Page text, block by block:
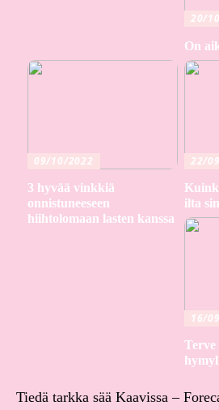
20/
On
09/10/2022
3 hyvää vinkkiä
onnistuneeseen
hiihtolomaan lasten kanssa
22/
ilta
16/
Terve
Tiedä tarkka sää Kaavissa –